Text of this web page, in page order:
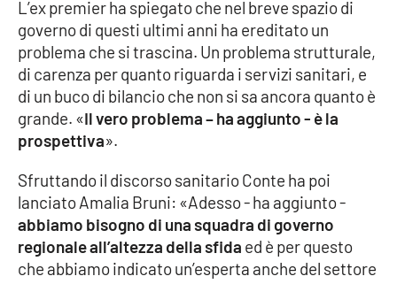
SPECIALI
Buona Sanità Calabria
LA
CALABRIAVISIONE
Destinazioni
Eventi
Food
L’ex premier ha spiegato che nel breve spazio di
governo di questi ultimi anni ha ereditato un
problema che si trascina. Un problema strutturale,
di carenza per quanto riguarda i servizi sanitari, e
di un buco di bilancio che non si sa ancora quanto è
grande. «Il vero problema – ha aggiunto - è la
prospettiva».
Sfruttando il discorso sanitario Conte ha poi
lanciato Amalia Bruni: «Adesso - ha aggiunto -
abbiamo bisogno di una squadra di governo
regionale all’altezza della sfida ed è per questo
che abbiamo indicato un’esperta anche del settore